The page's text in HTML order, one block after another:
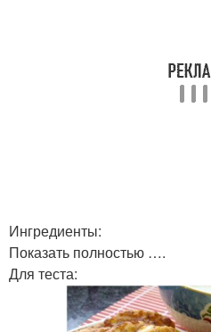
Ингредиенты:
Показать полностью ….
Для теста: